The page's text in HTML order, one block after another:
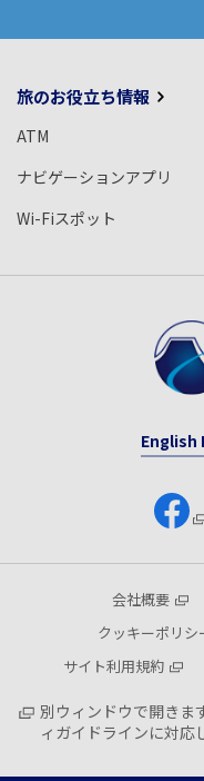
旅のお役立ち情報
ATM
ナビゲーションアプリ
Wi-Fiスポット
English
会社概要
クッキーポリシ
サイト利用規約
別ウィンドウで開きま
ィガイドラインに対応